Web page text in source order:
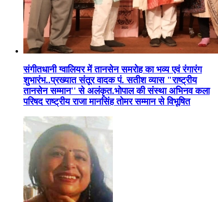
संगीतधानी ग्वालियर में तानसेन समरोह का भव्य एवं रंगारंग
शुभारंभ..प्रख्यात संतूर वादक पं. सतीश व्यास "राष्ट्रीय
तानसेन सम्मान'' से अलंकृत.भोपाल की संस्था अभिनव कला
परिषद राष्ट्रीय राजा मानसिंह तोमर सम्मान से विभूषित